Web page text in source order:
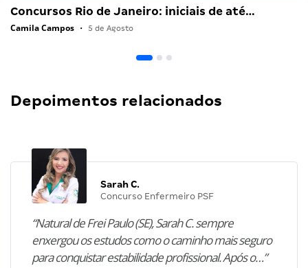
Concursos Rio de Janeiro: iniciais de até…
Camila Campos • 5 de Agosto
Depoimentos relacionados
Sarah C.
Concurso Enfermeiro PSF
“Natural de Frei Paulo (SE), Sarah C. sempre
enxergou os estudos como o caminho mais seguro
para conquistar estabilidade profissional. Após o…”